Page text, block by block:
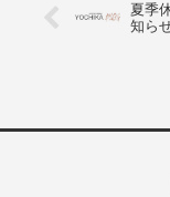
夏季
知ら